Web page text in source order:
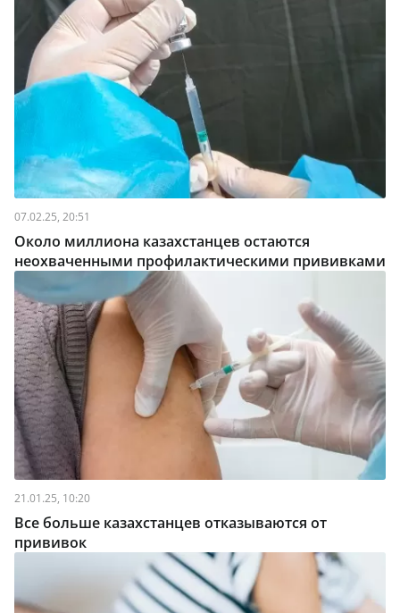
07.02.25, 20:51
Около миллиона казахстанцев остаются
неохваченными профилактическими прививками
21.01.25, 10:20
Все больше казахстанцев отказываются от
прививок